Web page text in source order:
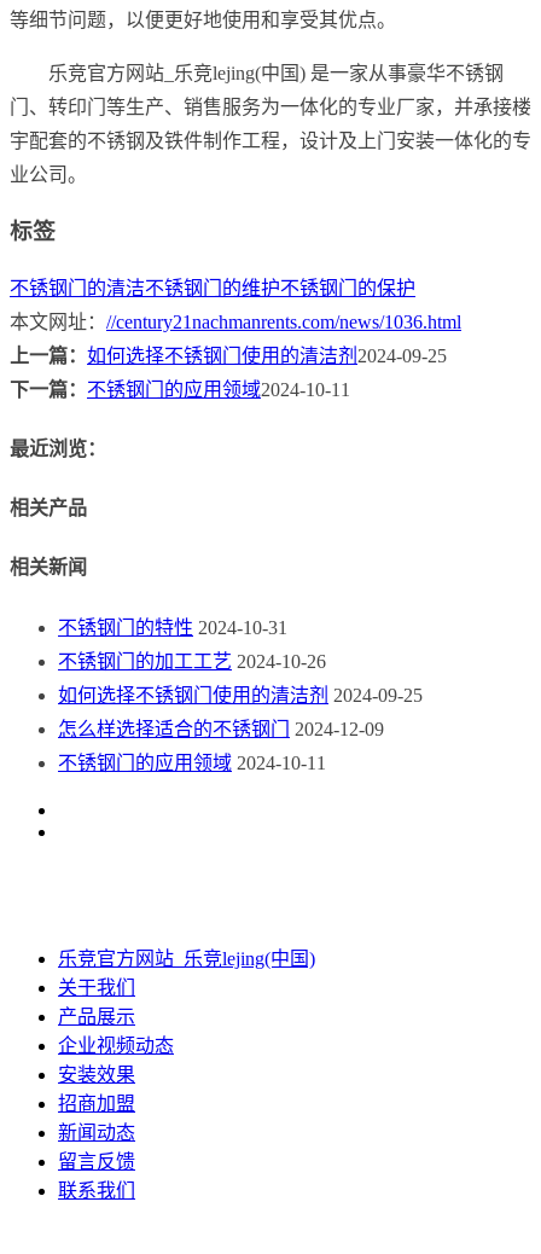
等细节问题，以便更好地使用和享受其优点。
乐竞官方网站_乐竞lejing(中国) 是一家从事豪华不锈钢
门、转印门等生产、销售服务为一体化的专业厂家，并承接楼
宇配套的不锈钢及铁件制作工程，设计及上门安装一体化的专
业公司。
标签
不锈钢门的清洁不锈钢门的维护不锈钢门的保护
本文网址： //century21nachmanrents.com/news/1036.html
上一篇： 如何选择不锈钢门使用的清洁剂 2024-09-25
下一篇： 不锈钢门的应用领域2024-10-11
最近浏览：
相关产品
相关新闻
不锈钢门的特性 2024-10-31
不锈钢门的加工工艺 2024-10-26
如何选择不锈钢门使用的清洁剂 2024-09-25
怎么样选择适合的不锈钢门
2024-12-09
不锈钢门的应用领域 2024-10-11
乐竞官方网站_乐竞lejing(中国)
关于我们
产品展示
企业视频动态
安装效果
招商加盟
新闻动态
留言反馈
联系我们